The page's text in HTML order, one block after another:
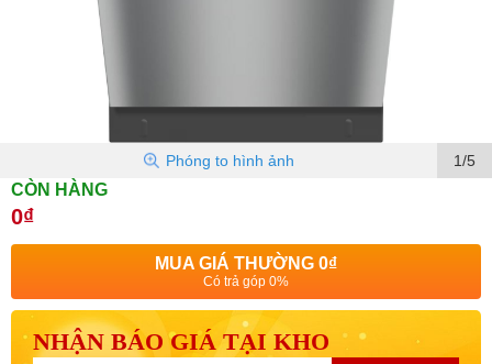
1/5
Phóng to hình ảnh
CÒN HÀNG
0₫
MUA GIÁ THƯỜNG 0₫
Có trả góp 0%
NHẬN BÁO GIÁ TẠI KHO